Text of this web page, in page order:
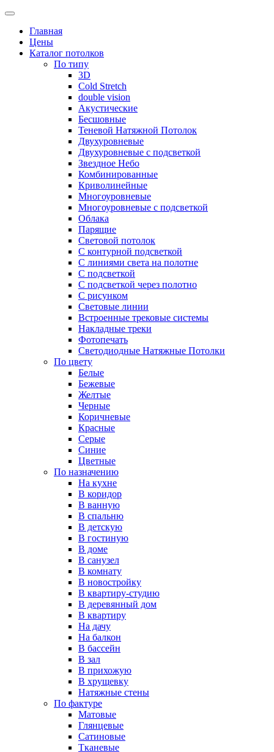
Skip
contentГлавная
Цены
Каталог потолков
По типу
3D
Cold Stretch
double vision
Акустические
Бесшовные
Теневой Натяжной Потолок
Двухуровневые
Двухуровневые с подсветкой
Звездное Небо
Комбинированные
Криволинейные
Многоуровневые
Многоуровневые с подсветкой
Облака
Парящие
Световой потолок
С контурной подсветкой
С линиями света на полотне
С подсветкой
С подсветкой через полотно
С рисунком
Световые линии
Встроенные трековые системы
Накладные треки
Фотопечать
Светодиодные Натяжные Потолки
По цвету
Белые
Бежевые
Желтые
Черные
Коричневые
Красные
Серые
Синие
Цветные
По назначению
На кухне
В коридор
В ванную
В спальню
В детскую
В гостиную
В доме
В санузел
В комнату
В новостройку
В квартиру-студию
В деревянный дом
В квартиру
На дачу
На балкон
В бассейн
В зал
В прихожую
В хрущевку
Натяжные стены
По фактуре
Матовые
Глянцевые
Сатиновые
Тканевые